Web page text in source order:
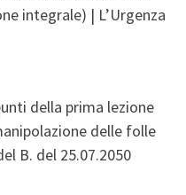
integrale) | L’Urgenza
della prima lezione
delle folle
B. del 25.07.2050